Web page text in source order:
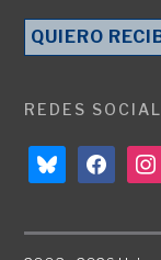
REDES
blueskyfacebook